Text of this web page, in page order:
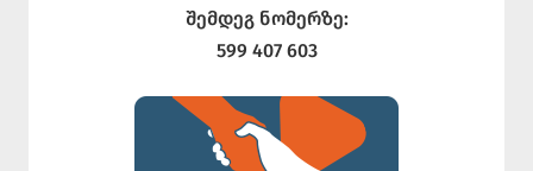
შემდეგ ნომერზე:
599 407 603